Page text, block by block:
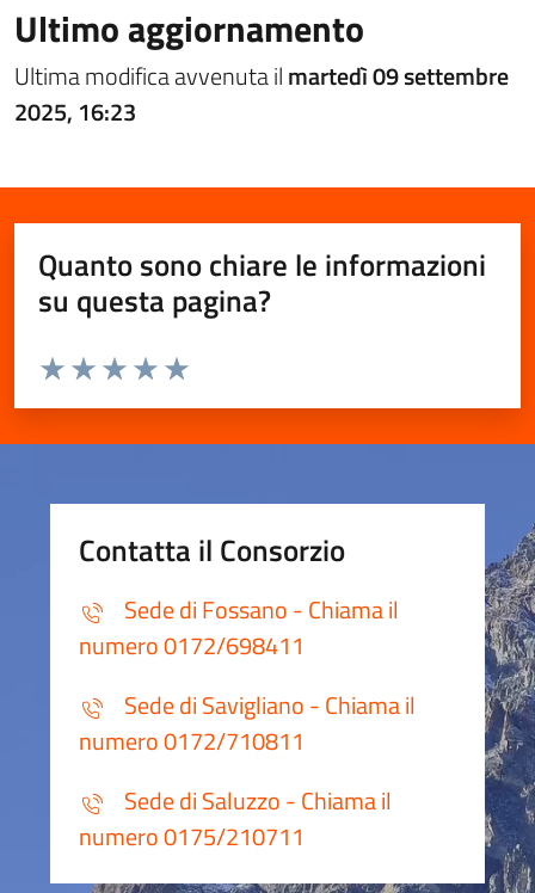
Ultimo aggiornamento
Ultima modifica avvenuta ilmartedì 09 settembre
2025, 16:23
Quanto sono chiare le informazioni
su questa pagina?
Valuta da 1 a 5 stelle la pagina
Valuta 5 stelle su 5
Valuta 4 stelle su 5
Valuta 3 stelle su 5
Valuta 2 stelle su 5
Valuta 1 stelle su 5
Contatta il Consorzio
Sede di Fossano - Chiama il
numero 0172/698411
Sede di Savigliano - Chiama il
numero 0172/710811
Sede di Saluzzo - Chiama il
numero 0175/210711